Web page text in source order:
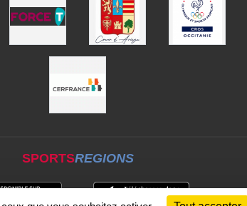
SPORTSREGIONS